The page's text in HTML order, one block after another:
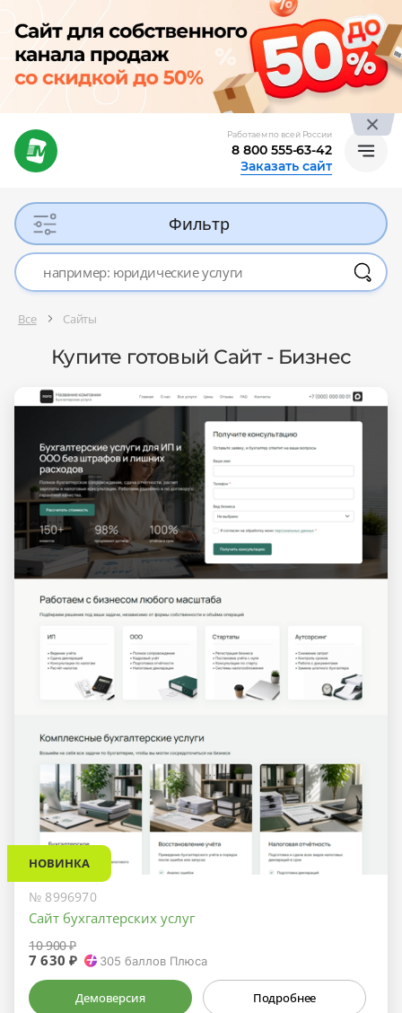
Работаем по всей России
8 800 555-63-42
Заказать сайт
Фильтр
Все Сайты
Купите готовый Сайт - Бизнес
НОВИНКА
№ 8996970
Сайт бухгалтерских услуг
10 900 ₽
7 630 ₽ 305 баллов Плюса
Демоверсия Подробнее